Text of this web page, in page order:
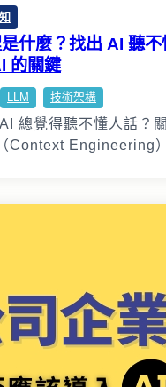
什麼？找出 AI 聽
的關鍵
LLM 技術架構
總覺得聽不懂人話？
Context Engineering